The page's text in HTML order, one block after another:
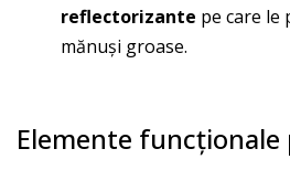
reflectorizante pe care le
mănuși groase.
Elemente funcționale